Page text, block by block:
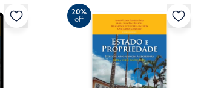
20%
off